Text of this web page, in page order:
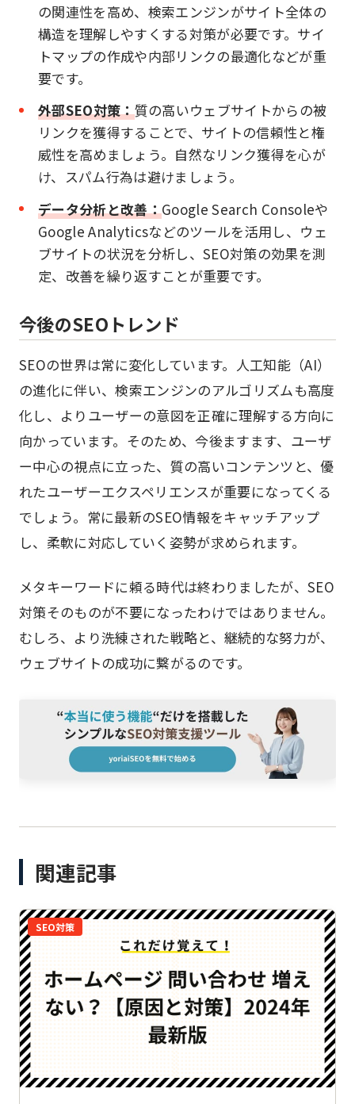
の関連性を高め、検索エンジンがサイト全体の
構造を理解しやすくする対策が必要です。サイ
トマップの作成や内部リンクの最適化などが重
要です。
外部SEO対策：質の高いウェブサイトからの被
リンクを獲得することで、サイトの信頼性と権
威性を高めましょう。自然なリンク獲得を心が
け、スパム行為は避けましょう。
データ分析と改善：Google Search Consoleや
Google Analyticsなどのツールを活用し、ウェ
ブサイトの状況を分析し、SEO対策の効果を測
定、改善を繰り返すことが重要です。
今後のSEOトレンド
SEOの世界は常に変化しています。人工知能（AI）
の進化に伴い、検索エンジンのアルゴリズムも高度
化し、よりユーザーの意図を正確に理解する方向に
向かっています。そのため、今後ますます、ユーザ
ー中心の視点に立った、質の高いコンテンツと、優
れたユーザーエクスペリエンスが重要になってくる
でしょう。常に最新のSEO情報をキャッチアップ
し、柔軟に対応していく姿勢が求められます。
メタキーワードに頼る時代は終わりましたが、SEO
対策そのものが不要になったわけではありません。
むしろ、より洗練された戦略と、継続的な努力が、
ウェブサイトの成功に繋がるのです。
関連記事
SEO対策